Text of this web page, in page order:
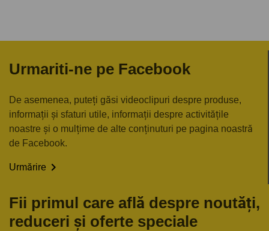
Urmariti-ne pe Facebook
De asemenea, puteți găsi videoclipuri despre produse,
informații și sfaturi utile, informații despre activitățile
noastre și o mulțime de alte conținuturi pe pagina noastră
de Facebook.
Urmărire 
Fii primul care află despre noutăți,
reduceri și oferte speciale